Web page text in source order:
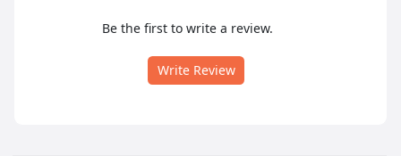
Be the first to write a review.
Write Review